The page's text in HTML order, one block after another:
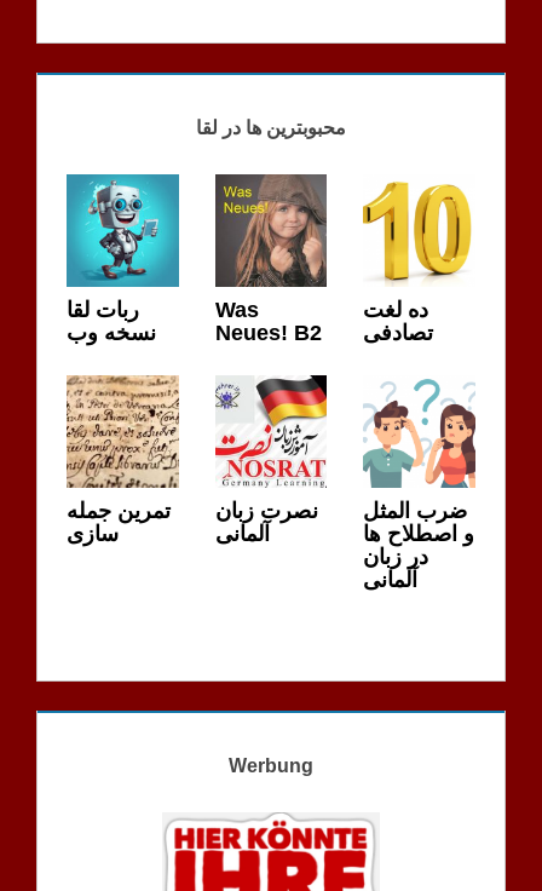
کتاب
منشن
محبوبترین ها در لقا
ربات لقا
نسخه وب
Was
Neues! B2
ده لغت
تصادفی
تمرین جمله
سازی
نصرت زبان
آلمانی
ضرب المثل
و اصطلاح ها
در زبان
آلمانی
Werbung